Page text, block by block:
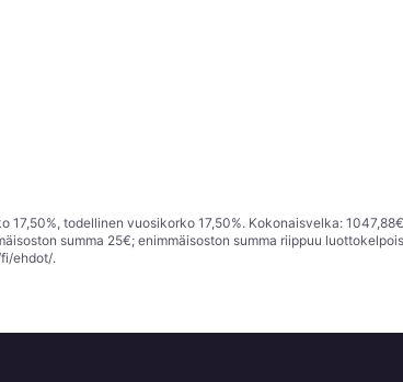
todellinen vuosikorko 17,50%. Kokonaisvelka:
summa 25€; enimmäisoston summa riippuu
ehdot/.